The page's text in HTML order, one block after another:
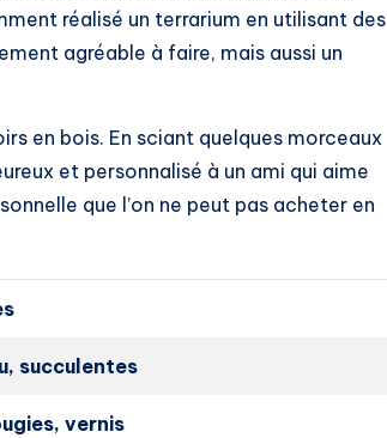
réalisé un terrarium en utilisant des
agréable à faire, mais aussi un
en bois. En sciant quelques morceaux
et personnalisé à un ami qui aime
que l’on ne peut pas acheter en
succulentes
vernis